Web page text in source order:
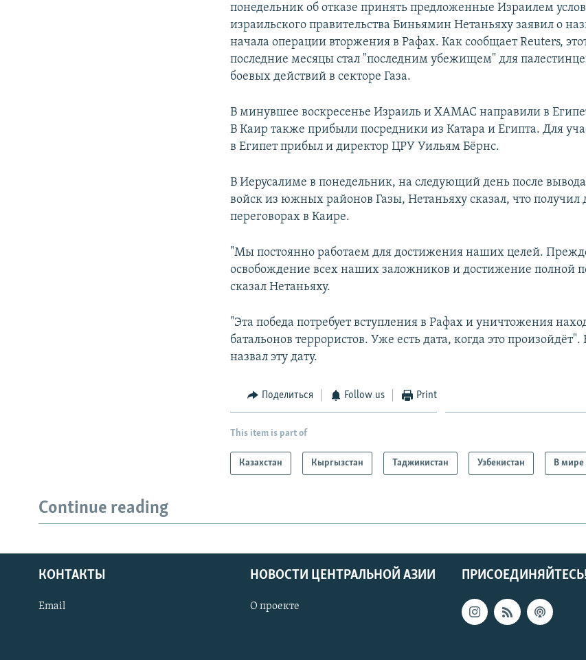
понедельник об отказе принять предложенные Израилем
израильского правительства Биньямин Нетаньяху заявил о
начала операции вторжения в Рафах. Как сообщает Reuters,
последние месяцы стал "последним убежищем" для
боевых действий в секторе Газа.
В минувшее воскресенье Израиль и ХАМАС направили в
В Каир также прибыли посредники из Катара и Египта. Для
в Египет прибыл и директор ЦРУ Уильям Бёрнс.
В Иерусалиме в понедельник, на следующий день после
войск из южных районов Газы, Нетаньяху сказал, что получил
переговорах в Каире.
"Мы постоянно работаем для достижения наших целей. Прежде
освобождение всех наших заложников и достижение полной
сказал Нетаньяху.
"Эта победа потребует вступления в Рафах и уничтожения
батальонов террористов. Уже есть дата, когда это
назвал эту дату.
Поделиться Follow us Print
This item is part of
Казахстан Кыргызстан Таджикистан Узбекистан В мире
Continue reading
ПРИСОЕДИНЯЙТЕСЬ!
КОНТАКТЫ
Email
НОВОСТИ ЦЕНТРАЛЬНОЙ АЗИИ
О проекте